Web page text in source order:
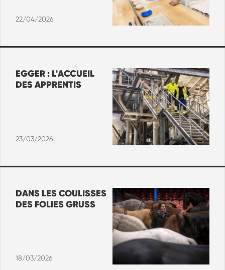
22/04/2026
EGGER : L'ACCUEIL
DES APPRENTIS
23/03/2026
DANS LES COULISSES
DES FOLIES GRUSS
18/03/2026